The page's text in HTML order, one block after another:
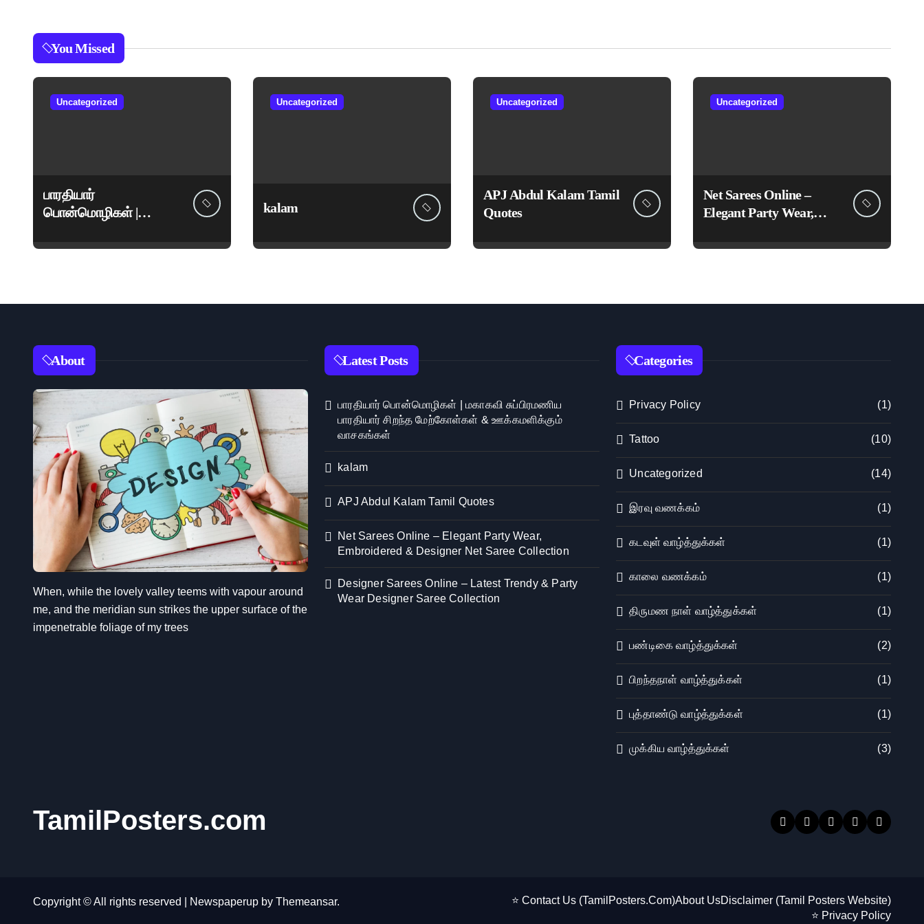
You Missed
Uncategorized
பாரதியார்
பொன்மொழிகள் |
பாரதியார் சிறந்த
வாசகங்கள்
Uncategorized
kalam
Uncategorized
APJ Abdul Kalam Tamil
Quotes
Uncategorized
Net Sarees Online –
Elegant Party Wear,
Designer Net Saree
About
When, while the lovely valley teems with vapour around
me, and the meridian sun strikes the upper surface of the
impenetrable foliage of my trees
Latest Posts
பாரதியார் பொன்மொழிகள் | மகாகவி சுப்பிரமணிய
பாரதியார் சிறந்த மேற்கோள்கள் & ஊக்கமளிக்கும்
வாசகங்கள்
kalam
APJ Abdul Kalam Tamil Quotes
Net Sarees Online – Elegant Party Wear,
Embroidered & Designer Net Saree Collection
Designer Sarees Online – Latest Trendy & Party
Wear Designer Saree Collection
Categories
Privacy Policy (1)
Tattoo (10)
Uncategorized (14)
இரவு வணக்கம் (1)
கடவுள் வாழ்த்துக்கள் (1)
காலை வணக்கம் (1)
திருமண நாள் வாழ்த்துக்கள் (1)
பண்டிகை வாழ்த்துக்கள் (2)
பிறந்தநாள் வாழ்த்துக்கள் (1)
புத்தாண்டு வாழ்த்துக்கள் (1)
முக்கிய வாழ்த்துக்கள் (3)
TamilPosters.com
Copyright © All rights reserved Newspaperup by Themeansar. ⭐ Contact Us (TamilPosters.Com)About UsDisclaimer (Tamil Posters Website)
⭐ Privacy Policy